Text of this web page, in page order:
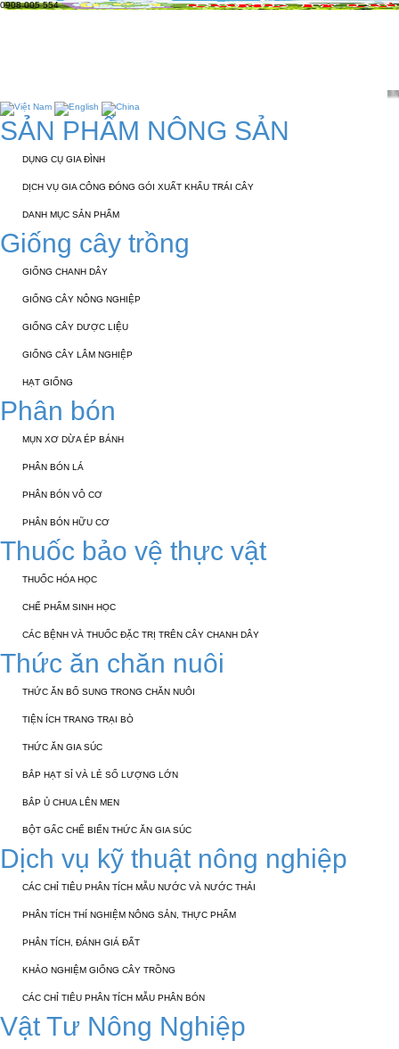
0908 005 554
Chào mừng các bạn
SẢN PHẨM NÔNG SẢN
DỤNG CỤ GIA ĐÌNH
DỊCH VỤ GIA CÔNG ĐÓNG GÓI XUẤT KHẨU TRÁI CÂY
DANH MỤC SẢN PHẨM
Giống cây trồng
GIỐNG CHANH DÂY
GIỐNG CÂY NÔNG NGHIỆP
GIỐNG CÂY DƯỢC LIỆU
GIỐNG CÂY LÂM NGHIỆP
HẠT GIỐNG
Phân bón
MỤN XƠ DỪA ÉP BÁNH
PHÂN BÓN LÁ
PHÂN BÓN VÔ CƠ
PHÂN BÓN HỮU CƠ
Thuốc bảo vệ thực vật
THUỐC HÓA HỌC
CHẾ PHẨM SINH HỌC
CÁC BỆNH VÀ THUỐC ĐẶC TRỊ TRÊN CÂY CHANH DÂY
Thức ăn chăn nuôi
THỨC ĂN BỔ SUNG TRONG CHĂN NUÔI
TIỆN ÍCH TRANG TRẠI BÒ
THỨC ĂN GIA SÚC
BẮP HẠT SỈ VÀ LẺ SỐ LƯỢNG LỚN
BẮP Ủ CHUA LÊN MEN
BỘT GẤC CHẾ BIẾN THỨC ĂN GIA SÚC
Dịch vụ kỹ thuật nông nghiệp
CÁC CHỈ TIÊU PHÂN TÍCH MẪU NƯỚC VÀ NƯỚC THẢI
PHÂN TÍCH THÍ NGHIỆM NÔNG SẢN, THỰC PHẨM
PHÂN TÍCH, ĐÁNH GIÁ ĐẤT
KHẢO NGHIỆM GIỐNG CÂY TRỒNG
CÁC CHỈ TIÊU PHÂN TÍCH MẪU PHÂN BÓN
Vật Tư Nông Nghiệp